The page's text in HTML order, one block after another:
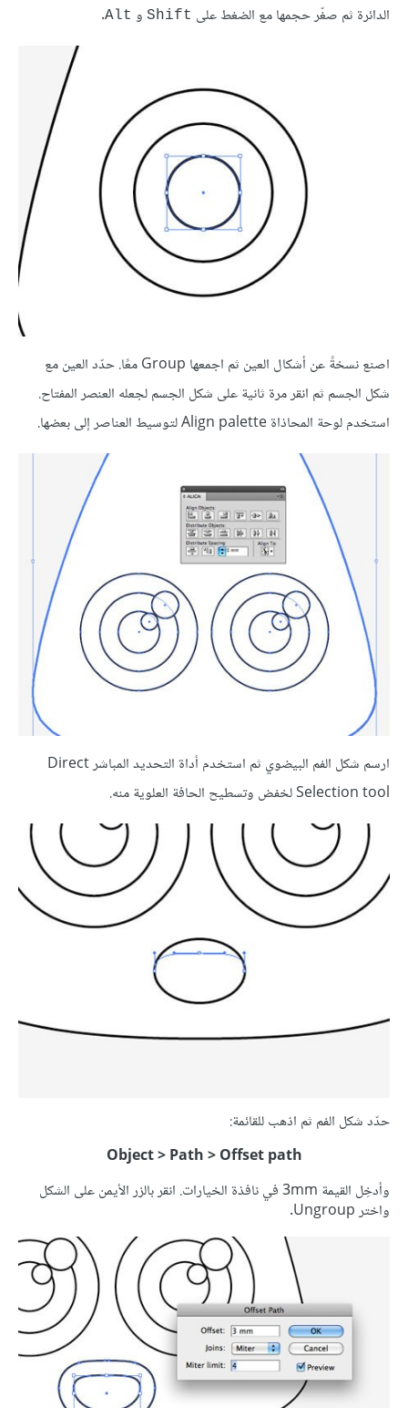
الدائرة ثم صغّر حجمها مع الضغط على Shift و Alt
.
اصنع نسخةً عن أشكال العين ثم اجمعها Group معًا. حدّد العين مع
شكل الجسم ثم انقر مرة ثانية على شكل الجسم لجعله العنصر المفتاح.
استخدم لوحة المحاذاة Align palette لتوسيط العناصر إلى بعضها.
ارسم شكل الفم البيضوي ثم استخدم أداة التحديد المباشر Direct
Selection tool لخفض وتسطيح الحافة العلوية منه.
حدّد شكل الفم ثم اذهب للقائمة:
Object > Path > Offset path
وأدخِل القيمة 3mm في نافذة الخيارات. انقر بالزر الأيمن على الشكل
واختر Ungroup.